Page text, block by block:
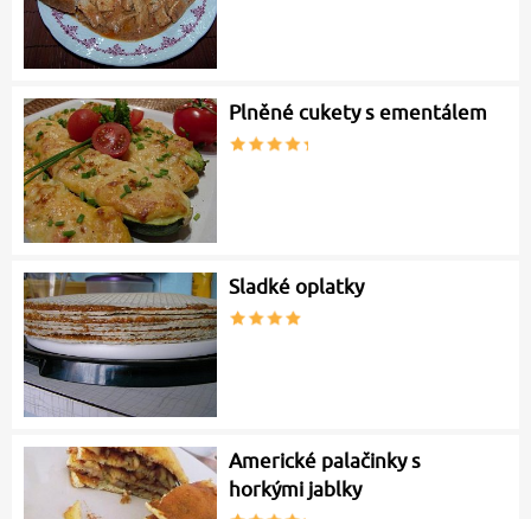
Plněné cukety s ementálem
Sladké oplatky
Americké palačinky s
horkými jablky